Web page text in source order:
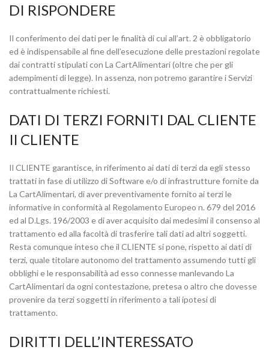
DI RISPONDERE
Il conferimento dei dati per le finalità di cui all’art. 2 è obbligatorio
ed è indispensabile al fine dell’esecuzione delle prestazioni regolate
dai contratti stipulati con La CartAlimentari (oltre che per gli
adempimenti di legge). In assenza, non potremo garantire i Servizi
contrattualmente richiesti.
DATI DI TERZI FORNITI DAL CLIENTE
Il CLIENTE
Il CLIENTE garantisce, in riferimento ai dati di terzi da egli stesso
trattati in fase di utilizzo di Software e/o di infrastrutture fornite da
La CartAlimentari, di aver preventivamente fornito ai terzi le
informative in conformità al Regolamento Europeo n. 679 del 2016
ed al D.Lgs. 196/2003 e di aver acquisito dai medesimi il consenso al
trattamento ed alla facoltà di trasferire tali dati ad altri soggetti.
Resta comunque inteso che il CLIENTE si pone, rispetto ai dati di
terzi, quale titolare autonomo del trattamento assumendo tutti gli
obblighi e le responsabilità ad esso connesse manlevando La
CartAlimentari da ogni contestazione, pretesa o altro che dovesse
provenire da terzi soggetti in riferimento a tali ipotesi di
trattamento.
DIRITTI DELL’INTERESSATO